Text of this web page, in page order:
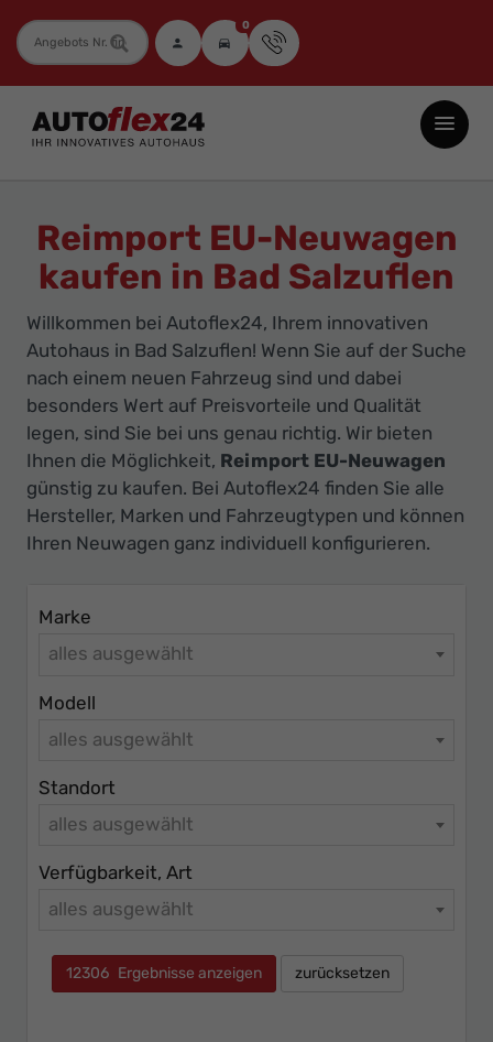
Fahrzeugnummer 0
Autoflex24
GmbH
Neuwagen
Jahreswagen
Gebrauchtwagen
zu
Top-
Preisen
-
Ihr
Innovatives
Reimport EU-Neuwagen
kaufen in Bad Salzuflen
Willkommen bei Autoflex24, Ihrem innovativen
Autohaus in Bad Salzuflen! Wenn Sie auf der Suche
nach einem neuen Fahrzeug sind und dabei
besonders Wert auf Preisvorteile und Qualität
legen, sind Sie bei uns genau richtig. Wir bieten
Ihnen die Möglichkeit, Reimport EU-Neuwagen
günstig zu kaufen. Bei Autoflex24 finden Sie alle
Hersteller, Marken und Fahrzeugtypen und können
Ihren Neuwagen ganz individuell konfigurieren.
Marke
alles ausgewählt
Modell
alles ausgewählt
Standort
alles ausgewählt
Verfügbarkeit, Art
alles ausgewählt
12306 Ergebnisse anzeigen zurücksetzen